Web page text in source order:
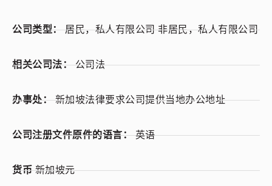
公司类型：居民，私人有限公司 非居民，私人有限公司
相关公司法：公司法
办事处：新加坡法律要求公司提供当地办公地址
公司注册文件原件的语言：英语
货币新加坡元